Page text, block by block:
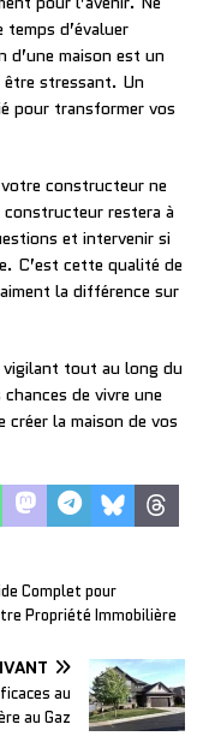
d’évaluer
maison est un
être stressant. Un
pour transformer vos
constructeur ne
constructeur restera à
et intervenir si
C’est cette qualité de
la différence sur
tout au long du
de vivre une
la maison de vos
Complet pour
Propriété Immobilière
au
au Gaz